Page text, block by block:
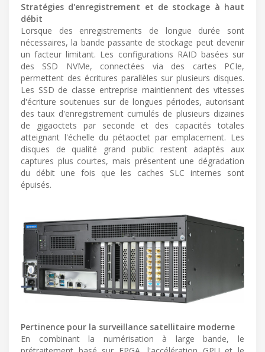
Stratégies d'enregistrement et de stockage à haut
débit
Lorsque des enregistrements de longue durée sont
nécessaires, la bande passante de stockage peut devenir
un facteur limitant. Les configurations RAID basées sur
des SSD NVMe, connectées via des cartes PCIe,
permettent des écritures parallèles sur plusieurs disques.
Les SSD de classe entreprise maintiennent des vitesses
d'écriture soutenues sur de longues périodes, autorisant
des taux d'enregistrement cumulés de plusieurs dizaines
de gigaoctets par seconde et des capacités totales
atteignant l'échelle du pétaoctet par emplacement. Les
disques de qualité grand public restent adaptés aux
captures plus courtes, mais présentent une dégradation
du débit une fois que les caches SLC internes sont
épuisés.
Pertinence pour la surveillance satellitaire moderne
En combinant la numérisation à large bande, le